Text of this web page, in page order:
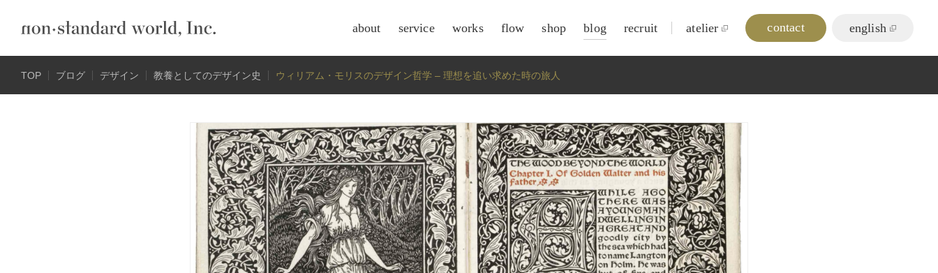
about
csr
service works flow shop blog recruit atelier contact english
TOP ブログ デザイン 教養としてのデザイン史 ウィリアム・モリスのデザイン哲学 – 理想を追い求めた時の旅人